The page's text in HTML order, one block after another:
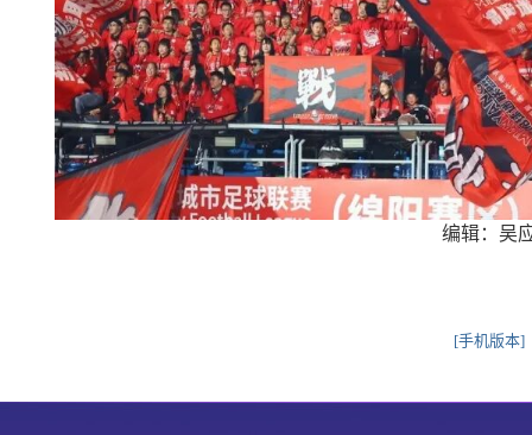
编辑：吴
[手机版本]